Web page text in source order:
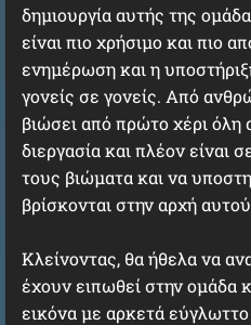
δημιουργία αυτής της
είναι πιο χρήσιμο και πιο
ενημέρωση και η
γονείς σε γονείς. Από
βιώσει από πρώτο χέρι όλη
διεργασία και πλέον είναι
τους βιώματα και να
βρίσκονται στην αρχή
Κλείνοντας, θα ήθελα να
έχουν ειπωθεί στην ομάδα
εικόνα με αρκετά